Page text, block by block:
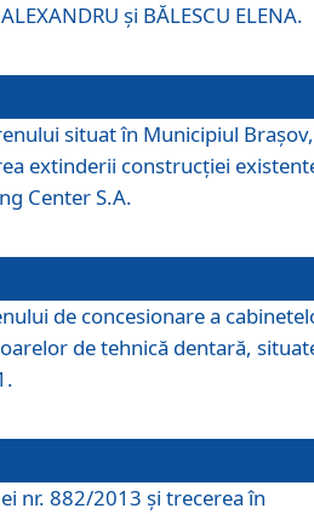
şi BĂLESCU ELENA.
situat în Municipiul
extinderii construcţiei
Center S.A.
de concesionare a
de tehnică dentară,
nr. 882/2013 şi trecerea în